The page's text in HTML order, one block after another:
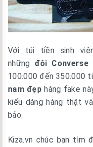
Với túi tiền sinh
những đôi
100.000 đến 350.000
nam đẹp hàng fake
kiểu dáng hàng thật
bảo.
Kiza.vn chúc bạn tìm